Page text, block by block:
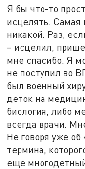
Я бы что-то
исцелять. Самая
никакой. Раз,
– исцелил,
мне спасибо. Я
не поступил во
был военный
деток на
биология, либо
всегда врачи.
Не говоря уже
термина,
еще